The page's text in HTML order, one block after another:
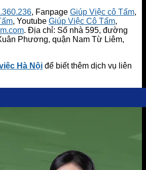
, Fanpage Giúp Việc cô Tấm,
, Youtube Giúp Việc Cô Tấm,
. Địa chỉ: Số nhà 595, đường
Phương, quận Nam Từ Liêm,
Hà Nội để biết thêm dịch vụ liên